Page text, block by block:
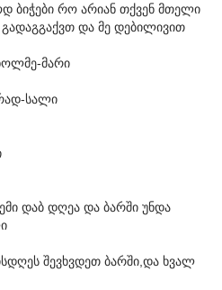
ბიჭები რო არიან თქვენ მთელი
და მე დებილივით
მარი
სალი
დაბ დღეა და ბარში უნდა
შევხვდეთ ბარში,და ხვალ